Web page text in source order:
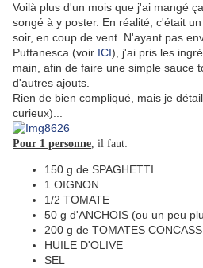
Voilà plus d'un mois que j'ai mangé
songé à y poster. En réalité, c'était
soir, en coup de vent. N'ayant pas
Puttanesca (voir ICI), j'ai pris les
main, afin de faire une simple sauce
d'autres ajouts.
Rien de bien compliqué, mais je
curieux)...
Pour 1 personne, il faut:
150 g de SPAGHETTI
1 OIGNON
1/2 TOMATE
50 g d'ANCHOIS (ou un peu
200 g de TOMATES
HUILE D'OLIVE
SEL